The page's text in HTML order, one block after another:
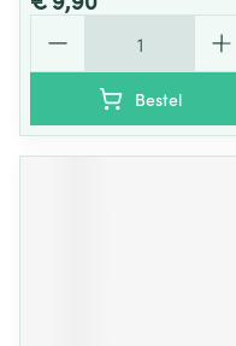
Bestel